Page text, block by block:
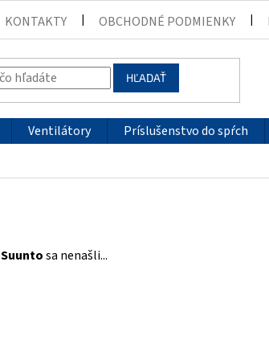
KONTAKTY OBCHODNÉ PODMIENKY
HĽADAŤ
Ventilátory Príslušenstvo do spŕch
Suuntosa nenašli...